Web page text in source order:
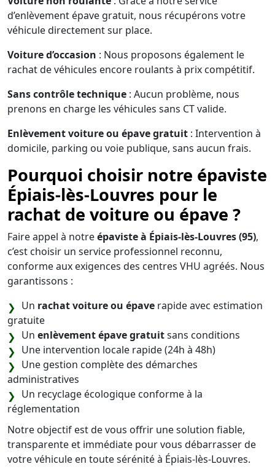
d’enlèvement épave gratuit, nous récupérons votre
véhicule directement sur place.
Voiture d’occasion : Nous proposons également le
rachat de véhicules encore roulants à prix compétitif.
Sans contrôle technique : Aucun problème, nous
prenons en charge les véhicules sans CT valide.
Enlèvement voiture ou épave gratuit : Intervention à
domicile, parking ou voie publique, sans aucun frais.
Pourquoi choisir notre épaviste
Épiais-lès-Louvres pour le
rachat de voiture ou épave ?
Faire appel à notreépaviste à Épiais-lès-Louvres (95),
c’est choisir un service professionnel reconnu,
conforme aux exigences des centres VHU agréés. Nous
garantissons :
Un rachat voiture ou épave rapide avec estimation
gratuite
Un enlèvement épave gratuitsans conditions
Une intervention locale rapide (24h à 48h)
Une gestion complète des démarches
administratives
Un recyclage écologique conforme à la
réglementation
Notre objectif est de vous offrir une solution fiable,
transparente et immédiate pour vous débarrasser de
votre véhicule en toute sérénité à Épiais-lès-Louvres.